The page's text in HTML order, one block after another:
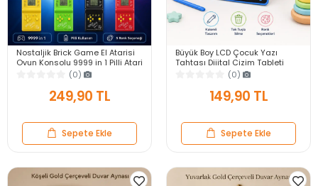
Nostaljik Brick Game El Atarisi
Oyun Konsolu 9999 in 1 Pilli Atari
Eğlenceli Çocuk Oyuncağı
(0)
249,90 TL
Sepete Ekle
Büyük Boy LCD Çocuk Yazı
Tahtası Dijital Çizim Tableti
Kalemli Silinebilir 8.5′ Oyuncak
(0)
149,90 TL
Sepete Ekle